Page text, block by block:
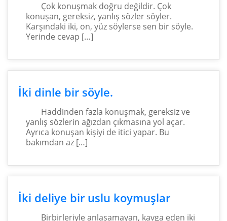
Çok konuşmak doğru değildir. Çok
konuşan, gereksiz, yanlış sözler söyler.
Karşındaki iki, on, yüz söylerse sen bir söyle.
Yerinde cevap […]
İki dinle bir söyle.
Haddinden fazla konuşmak, gereksiz ve
yanlış sözlerin ağızdan çıkmasına yol açar.
Ayrıca konuşan kişiyi de itici yapar. Bu
bakımdan az […]
İki deliye bir uslu koymuşlar
Birbirleriyle anlaşamayan, kavga eden iki